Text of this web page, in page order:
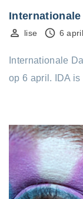
lise 6
Internationale
op 6 april. IDA